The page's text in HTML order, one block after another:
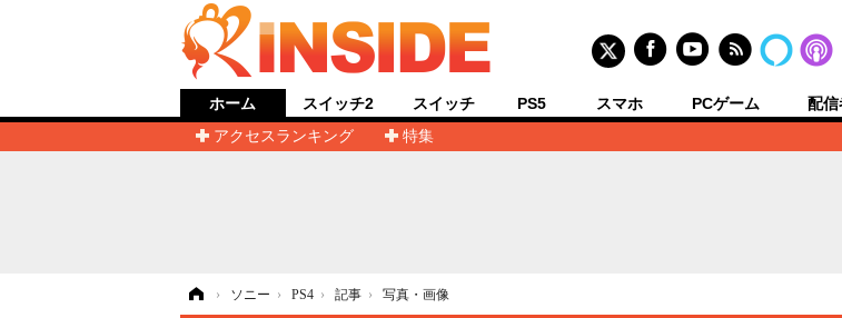
ホーム
アクセスランキング
特集
スイッチ2 スイッチ PS5 スマホ PCゲーム 配信
› ソニー › PS4 › 記事 › 写真・画像